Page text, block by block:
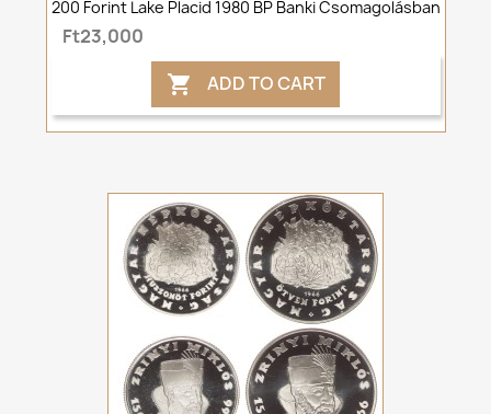
200 Forint Lake Placid 1980 BP Banki Csomagolásban
Ft23,000
 ADD TO CART